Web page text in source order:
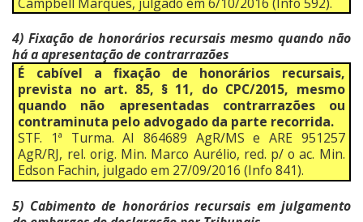
4) Fixação de honorários recursais mesmo quando não
há a apresentação de contrarrazões
É cabível a fixação de honorários recursais,
prevista no art. 85, § 11, do CPC/2015, mesmo
quando não apresentadas contrarrazões ou
contraminuta pelo advogado da parte recorrida.
STF. 1ª Turma. AI 864689 AgR/MS e ARE 951257
AgR/RJ, rel. orig. Min. Marco Aurélio, red. p/ o ac. Min.
Edson Fachin, julgado em 27/09/2016 (Info 841).
5) Cabimento de honorários recursais em julgamento